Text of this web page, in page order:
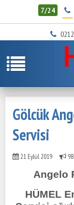
7/24
Gölcük
Servisi
21 Eylül 2019
Angelo
HÜMEL